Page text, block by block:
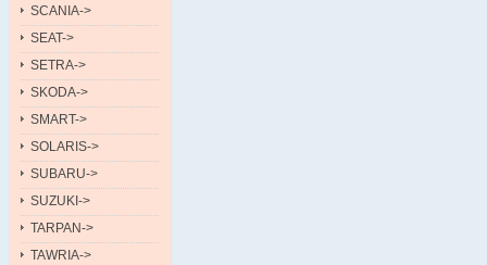
SCANIA->
SEAT->
SETRA->
SKODA->
SMART->
SOLARIS->
SUBARU->
SUZUKI->
TARPAN->
TAWRIA->